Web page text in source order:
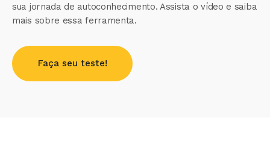
sua jornada de autoconhecimento. Assista o vídeo e saiba
mais sobre essa ferramenta.